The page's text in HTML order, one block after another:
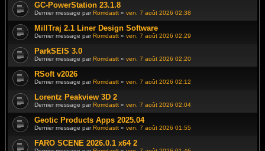
GC-PowerStation 23.1.8
Dernier message parRomdastt « ven. 7 août 2026 02:38
MillTraj 2.1 Liner Design Software
Dernier message parRomdastt « ven. 7 août 2026 02:29
ParkSEIS 3.0
Dernier message parRomdastt « ven. 7 août 2026 02:20
RSoft v2026
Dernier message parRomdastt « ven. 7 août 2026 02:12
Lorentz Peakview 3D 2
Dernier message parRomdastt « ven. 7 août 2026 02:04
Geotic Products Apps 2025.04
Dernier message parRomdastt « ven. 7 août 2026 01:55
FARO SCENE 2026.0.1 x64 2